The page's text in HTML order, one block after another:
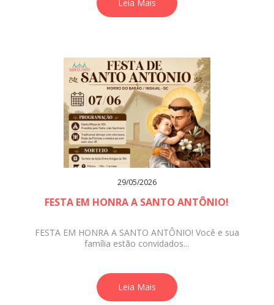
Leia Mais
29/05/2026
FESTA EM HONRA A SANTO ANTÔNIO!
FESTA EM HONRA A SANTO ANTÔNIO! Você e sua
família estão convidados...
Leia Mais